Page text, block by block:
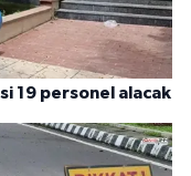
19 personel alacak